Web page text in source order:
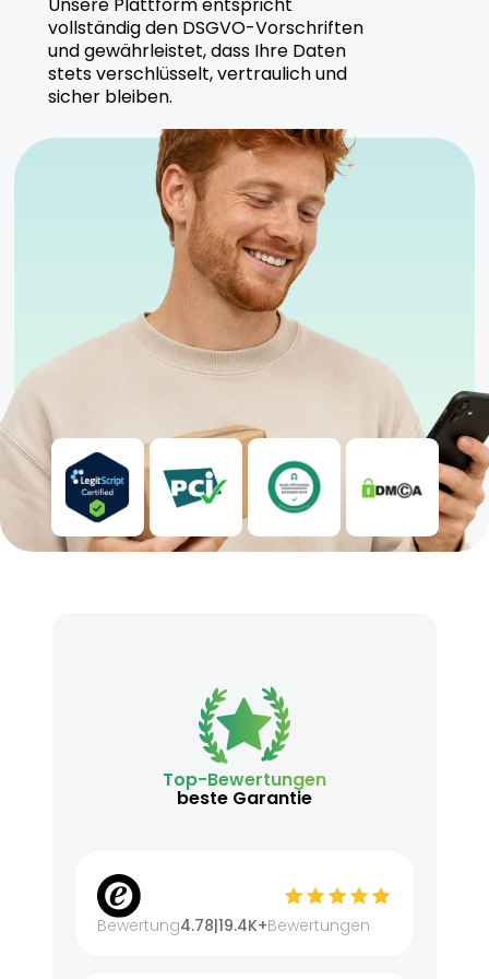
Hersteller
420 Natural produziert Tropicana Cookies unter
höchsten Qualitätsstandards, die eine
gleichbleibende Produktqualität gewährleisten.
Nachhaltige Methoden sorgen für Reinheit und
Sicherheitshinweise
Kühl und trocken lagern
Für Nutzer mit moderater THC-Erfahrung
geeignet
Anwendung unter ärztlicher Aufsicht empfohlen
Unsere Plattform entspricht
vollständig den DSGVO-Vorschriften
und gewährleistet, dass Ihre Daten
stets verschlüsselt, vertraulich und
sicher bleiben.
Top-Bewertungen
beste Garantie
Bewertung4.78|19.4K+Bewertungen